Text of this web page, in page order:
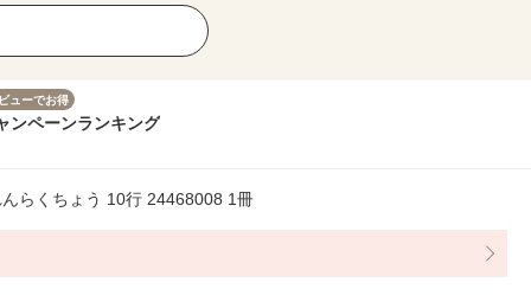
ューでお得
ンペーンランキング
らくちょう 10行 24468008 1冊